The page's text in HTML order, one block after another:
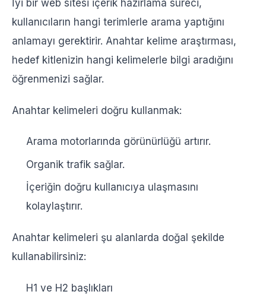
İyi bir web sitesi içerik hazırlama süreci,
kullanıcıların hangi terimlerle arama yaptığını
anlamayı gerektirir. Anahtar kelime araştırması,
hedef kitlenizin hangi kelimelerle bilgi aradığını
öğrenmenizi sağlar.
Anahtar kelimeleri doğru kullanmak:
Arama motorlarında görünürlüğü artırır.
Organik trafik sağlar.
İçeriğin doğru kullanıcıya ulaşmasını
kolaylaştırır.
Anahtar kelimeleri şu alanlarda doğal şekilde
kullanabilirsiniz:
H1 ve H2 başlıkları